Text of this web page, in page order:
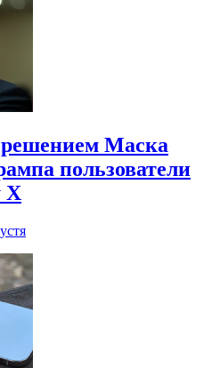
Маска
пользователи
X